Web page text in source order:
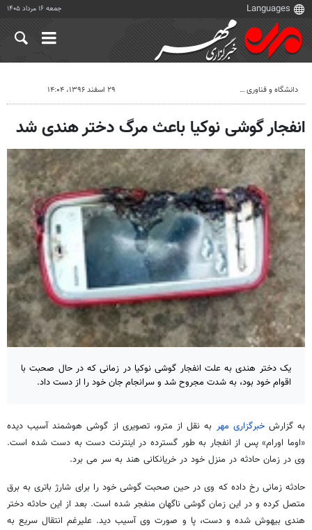
جمعه ۱۶ مرداد ۱۴۰۵
دانشگاه و فناوری ۲۹ اسفند ۱۳۹۶، ۱۴:۰۴
انفجار گوشی نوکیا باعث مرگ دختر هندی شد
یک دختر هندی به علت انفجار گوشی نوکیا در زمانی که در حال صحبت با
اقوام خود بود، به شدت مجروح شد و سرانجام جان خود را از دست داد.
به گزارشخبرگزاری مهر به نقل از مترو، تصویری از گوشی هوشمند آسیب دیده
«اوما اورام» پس از انفجار به طور گسترده در اینترنت دست به دست شده است.
وی در زمان حادثه در منزل خود در خریانکانی هند به سر می برد.
حادثه زمانی رخ داده که وی در حین صحبت گوشی خود را برای شارژ باتری به برق
متصل کرده و در این زمان گوشی ناگهان منفجر شده است. بعد از این حادثه دختر
هندی بیهوش شده و دست، پا و صورت وی آسیب دید. علیرغم انتقال سریع به